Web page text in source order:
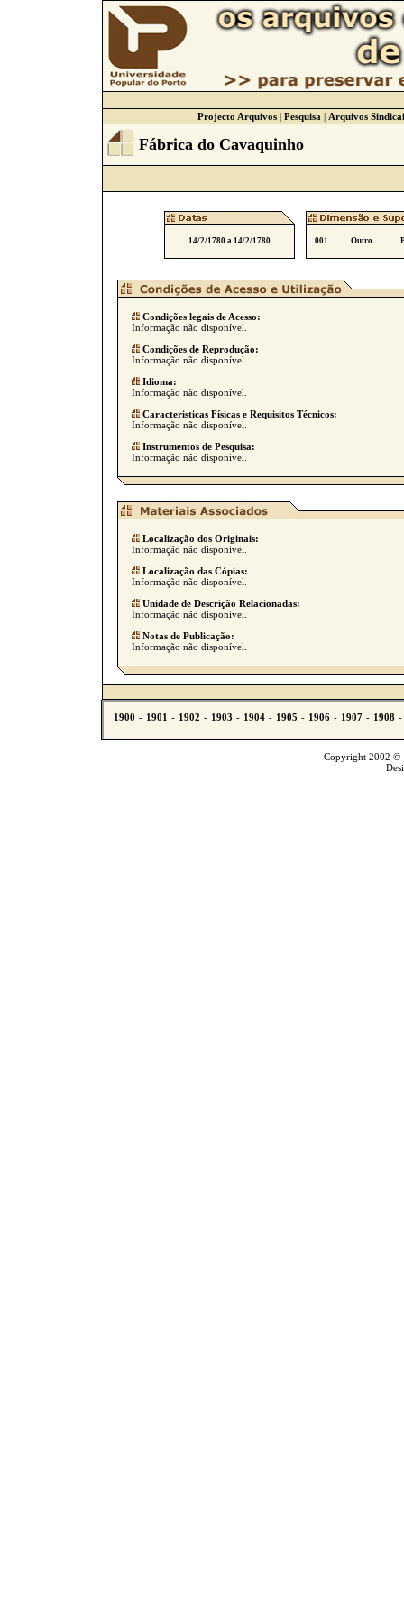
Projecto Arquivos| Pesquisa | Arquivos
Fábrica do Cavaquinho
14/2/1780 a 14/2/1780 001 Outro
Condições legais de Acesso:
Informação não disponível.
Condições de Reprodução:
Informação não disponível.
Idioma:
Informação não disponível.
Caracteristicas Físicas e Requisitos Técnicos:
Informação não disponível.
Instrumentos de Pesquisa:
Informação não disponível.
Localização dos Originais:
Informação não disponível.
Localização das Cópias:
Informação não disponível.
Unidade de Descrição Relacionadas:
Informação não disponível.
Notas de Publicação:
Informação não disponível.
Copyright 2002 ©